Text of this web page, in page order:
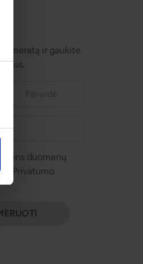
ir gaukite
duomenų
Privatumo